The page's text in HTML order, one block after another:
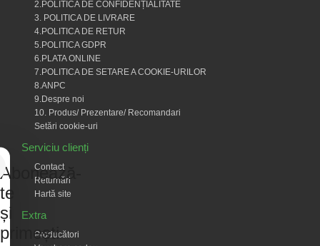
2.POLITICA DE CONFIDENȚIALITATE
3. POLITICA DE LIVRARE
4.POLITICA DE RETUR
5.POLITICA GDPR
6.PLATA ONLINE
7.POLITICA DE SETARE A COOKIE-URILOR
8.ANPC
9.Despre noi
10. Produs/ Prezentare/ Recomandari
Setări cookie-uri
Serviciu clienți
Contact
Returnări
Hartă site
Extra
Producători
Abonează-
te
și
primești